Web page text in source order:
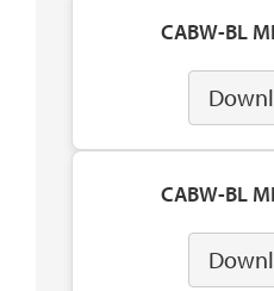
CABW-BL
CABW-BL